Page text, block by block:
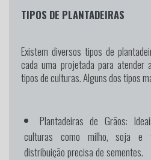
TIPOS DE PLANTADEIRAS
Existem diversos tipos de
cada uma projetada para atender
tipos de culturas. Alguns dos tipos
Plantadeiras de Grãos:
culturas como milho, soja e
distribuição precisa de sementes.